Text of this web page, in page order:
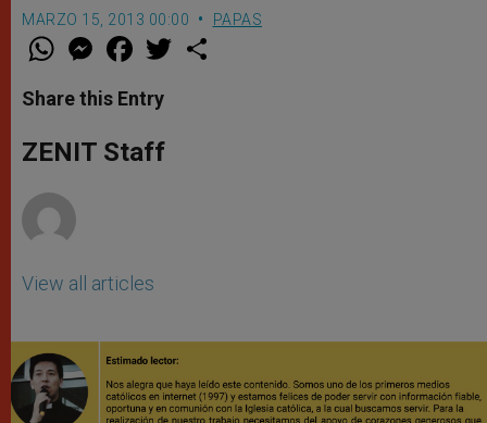
MARZO 15, 2013 00:00 PAPAS
W
t
s
p
p
M
e
s
e
g
e
F
a
e
b
o
k
w
Share this Entry
ZENIT Staff
View all articles